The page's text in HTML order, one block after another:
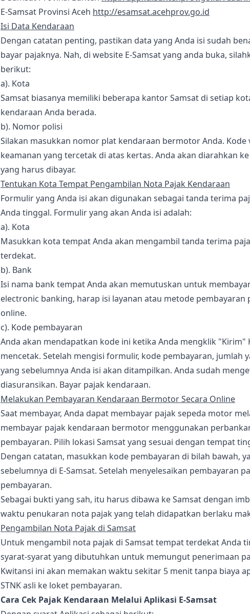
E-Samsat Provinsi Aceh http://esamsat.acehprov.go.id
Isi Data Kendaraan
Dengan catatan penting, pastikan data yang Anda isi sudah
bayar pajaknya. Nah, di website E-Samsat yang anda buka,
berikut:
a). Kota
Samsat biasanya memiliki beberapa kantor Samsat di setiap
kendaraan Anda berada.
b). Nomor polisi
Silakan masukkan nomor plat kendaraan bermotor Anda.
keamanan yang tercetak di atas kertas. Anda akan diarahkan
yang harus dibayar.
Tentukan Kota Tempat Pengambilan Nota Pajak Kendaraan
Formulir yang Anda isi akan digunakan sebagai tanda terima
Anda tinggal. Formulir yang akan Anda isi adalah:
a). Kota
Masukkan kota tempat Anda akan mengambil tanda terima
terdekat.
b). Bank
Isi nama bank tempat Anda akan memutuskan untuk
electronic banking, harap isi layanan atau metode
online.
c). Kode pembayaran
Anda akan mendapatkan kode ini ketika Anda mengklik "Kirim"
mencetak. Setelah mengisi formulir, kode pembayaran,
yang sebelumnya Anda isi akan ditampilkan. Anda sudah
diasuransikan. Bayar pajak kendaraan.
Melakukan Pembayaran Kendaraan Bermotor Secara Online
Saat membayar, Anda dapat membayar pajak sepeda motor
membayar pajak kendaraan bermotor menggunakan
pembayaran. Pilih lokasi Samsat yang sesuai dengan tempat
Dengan catatan, masukkan kode pembayaran di bilah bawah,
sebelumnya di E-Samsat. Setelah menyelesaikan pembayaran
pembayaran.
Sebagai bukti yang sah, itu harus dibawa ke Samsat dengan
waktu penukaran nota pajak yang telah didapatkan berlaku
Pengambilan Nota Pajak di Samsat
Untuk mengambil nota pajak di Samsat tempat terdekat Anda
syarat-syarat yang dibutuhkan untuk memungut penerimaan
Kwitansi ini akan memakan waktu sekitar 5 menit tanpa biaya
STNK asli ke loket pembayaran.
Cara Cek Pajak Kendaraan Melalui Aplikasi E-Samsat